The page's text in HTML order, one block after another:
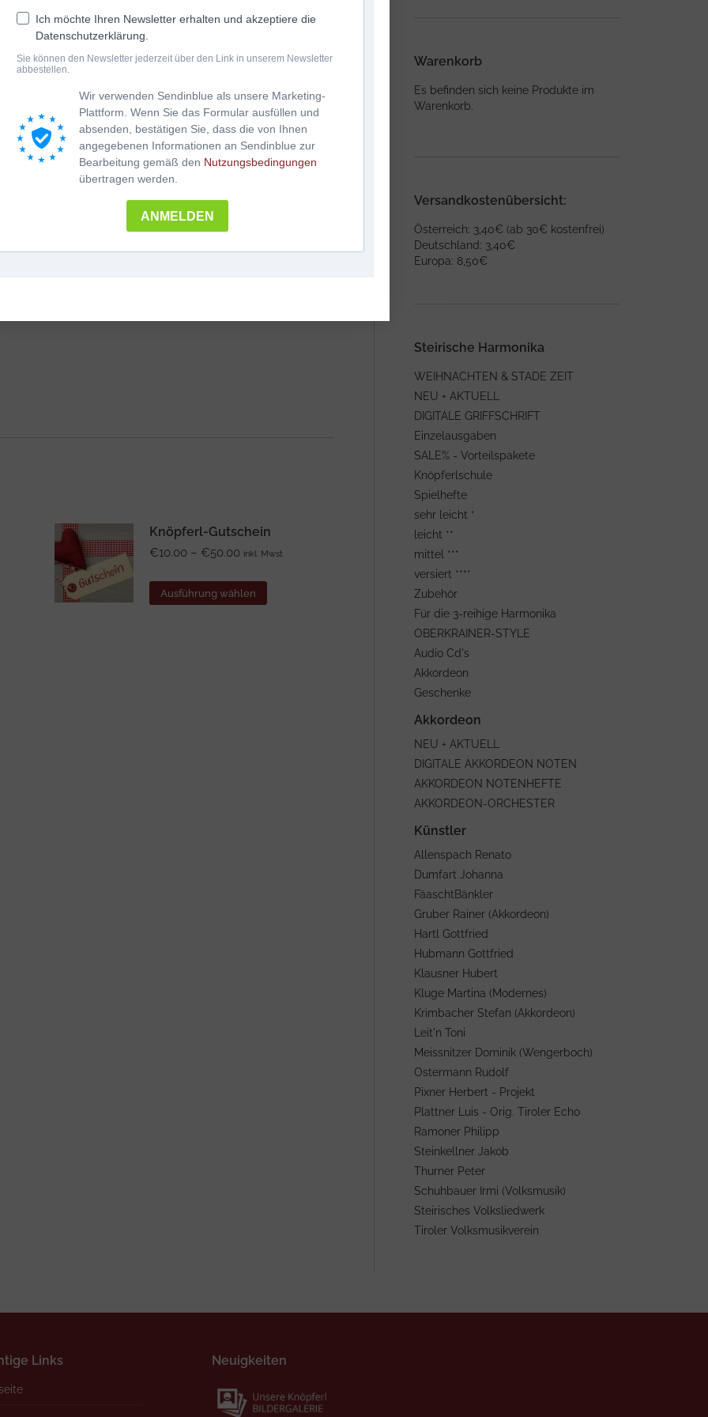
Ideal zum Verschenken und Selberschenken!
Länge: ca. 10 cm
Durchmesser Harmonika: ca. 4 cm
Holz-
Schlüsselanhänger
Steirische
﹣ ﹢ In den Warenkorb
Geschenke
Knöpferl-Gutschein
€10.00 – €50.00Preisspanne:
bis
€50.00
inkl. Mwst
Ausführung wählen
Produkt
Warenkorb
Es befinden sich keine Produkte im
Warenkorb.
Versandkostenübersicht:
Österreich: 3,40€ (ab 30€ kostenfrei)
Deutschland: 3,40€
Europa: 8,50€
Steirische Harmonika
WEIHNACHTEN & STADE ZEIT
NEU + AKTUELL
DIGITALE GRIFFSCHRIFT
Einzelausgaben
SALE% - Vorteilspakete
Knöpferlschule
Spielhefte
sehr leicht *
leicht **
mittel ***
versiert ****
Zubehör
Für die 3-reihige Harmonika
OBERKRAINER-STYLE
Audio Cd's
Akkordeon
Geschenke
NEU + AKTUELL
DIGITALE AKKORDEON NOTEN
AKKORDEON NOTENHEFTE
AKKORDEON-ORCHESTER
Allenspach Renato
Dumfart Johanna
FäaschtBänkler
Gruber Rainer (Akkordeon)
Hartl Gottfried
Hubmann Gottfried
Klausner Hubert
Kluge Martina (Modernes)
Krimbacher Stefan (Akkordeon)
Leit'n Toni
Meissnitzer Dominik (Wengerboch)
Ostermann Rudolf
Pixner Herbert - Projekt
Plattner Luis - Orig. Tiroler Echo
Ramoner Philipp
Steinkellner Jakob
Thurner Peter
Schuhbauer Irmi (Volksmusik)
Steirisches Volksliedwerk
Tiroler Volksmusikverein
Links Neuigkeiten
Ich möchte Ihren Newsletter erhalten und akzeptiere die
Datenschutzerklärung.
Sie können den Newsletter jederzeit über den Link in unserem Newsletter
abbestellen.
Wir verwenden Sendinblue als unsere Marketing-
Plattform. Wenn Sie das Formular ausfüllen und
absenden, bestätigen Sie, dass die von Ihnen
angegebenen Informationen an Sendinblue zur
Bearbeitung gemäß den Nutzungsbedingungen
übertragen werden.
ANMELDEN